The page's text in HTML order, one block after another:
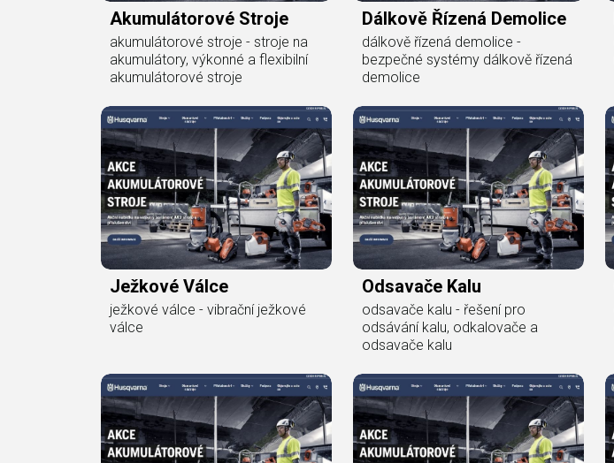
Akumulátorové Stroje
akumulátorové stroje - stroje na
akumulátory, výkonné a flexibilní
akumulátorové stroje
Dálkově Řízená Demolice
dálkově řízená demolice -
bezpečné systémy dálkově řízená
demolice
Ježkové Válce
ježkové válce - vibrační ježkové
válce
Odsavače Kalu
odsavače kalu - řešení pro
odsávání kalu, odkalovače a
odsavače kalu